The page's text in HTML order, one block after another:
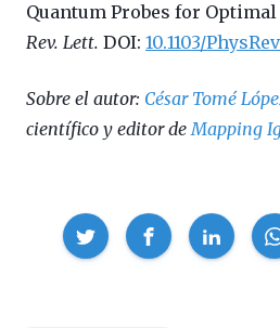
Quantum Probes for
Rev. Lett. DOI: 10.1103/
Sobre el autor: César Tomé
científico y editor deMapping
Compartir